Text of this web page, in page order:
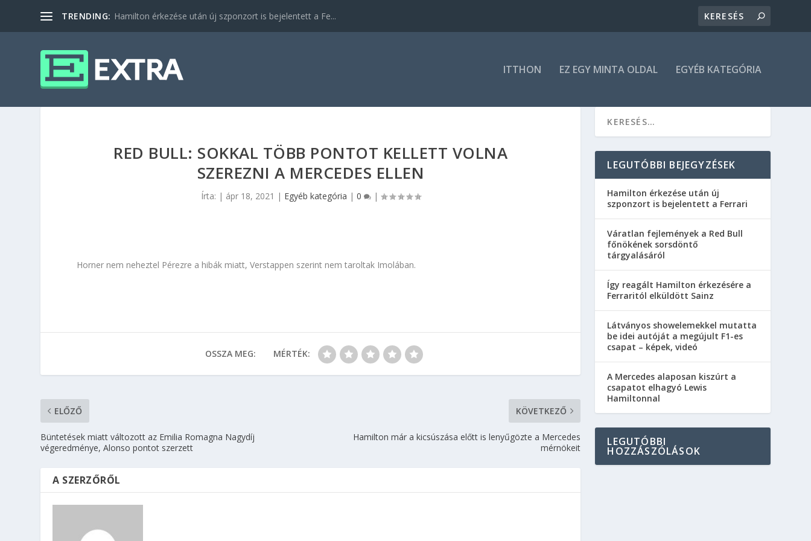
TRENDING: Hamilton érkezése után új szponzort is bejelentett a Fe...
ITTHON EZ EGY MINTA OLDAL EGYÉB KATEGÓRIA
RED BULL: SOKKAL TÖBB PONTOT KELLETT VOLNA
SZEREZNI A MERCEDES ELLEN
Írta: | ápr 18, 2021 | Egyéb kategória | 0 |
Horner nem neheztel Pérezre a hibák miatt, Verstappen szerint nem taroltak Imolában.
OSSZA MEG: MÉRTÉK:
ELŐZŐ
Büntetések miatt változott az Emilia Romagna Nagydíj
végeredménye, Alonso pontot szerzett
KÖVETKEZŐ
Hamilton már a kicsúszása előtt is lenyűgözte a Mercedes
mérnökeit
A SZERZŐRŐL
LEGUTÓBBI BEJEGYZÉSEK
Hamilton érkezése után új
szponzort is bejelentett a Ferrari
Váratlan fejlemények a Red Bull
főnökének sorsdöntő
tárgyalásáról
Így reagált Hamilton érkezésére a
Ferraritól elküldött Sainz
Látványos showelemekkel mutatta
be idei autóját a megújult F1-es
csapat – képek, videó
A Mercedes alaposan kiszúrt a
csapatot elhagyó Lewis
Hamiltonnal
LEGUTÓBBI
HOZZÁSZÓLÁSOK